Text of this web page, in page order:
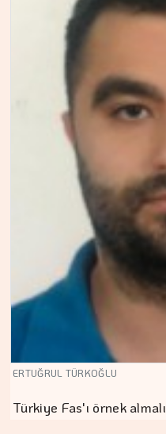
ERTUĞRUL TÜRKOĞLU
Türkiye Fas'ı örnek almalı